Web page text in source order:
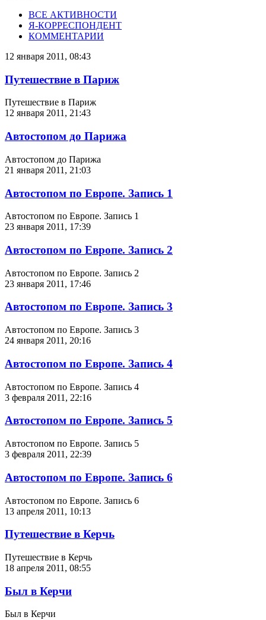
ВСЕ АКТИВНОСТИ
Я-КОРРЕСПОНДЕНТ
КОММЕНТАРИИ
12 января 2011, 08:43
Путешествие в Париж
Путешествие в Париж
12 января 2011, 21:43
Автостопом до Парижа
Автостопом до Парижа
21 января 2011, 21:03
Автостопом по Европе. Запись 1
Автостопом по Европе. Запись 1
23 января 2011, 17:39
Автостопом по Европе. Запись 2
Автостопом по Европе. Запись 2
23 января 2011, 17:46
Автостопом по Европе. Запись 3
Автостопом по Европе. Запись 3
24 января 2011, 20:16
Автостопом по Европе. Запись 4
Автостопом по Европе. Запись 4
3 февраля 2011, 22:16
Автостопом по Европе. Запись 5
Автостопом по Европе. Запись 5
3 февраля 2011, 22:39
Автостопом по Европе. Запись 6
Автостопом по Европе. Запись 6
13 апреля 2011, 10:13
Путешествие в Керчь
Путешествие в Керчь
18 апреля 2011, 08:55
Был в Керчи
Был в Керчи